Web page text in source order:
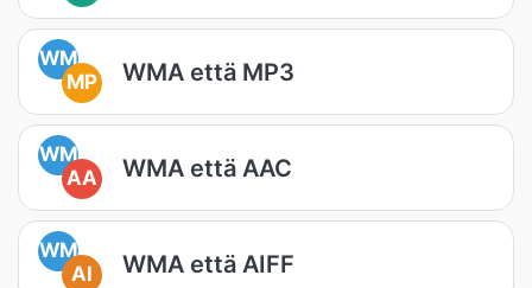
WM
MP
WMA että MP3
WM
AA
WMA että AAC
WM
AI
WMA että AIFF